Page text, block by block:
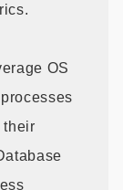
OS
their